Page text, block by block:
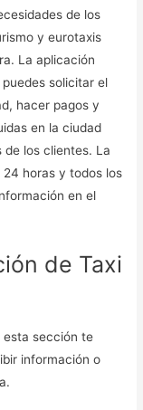
de los
y eurotaxis
La aplicación
solicitar el
hacer pagos y
en la ciudad
de los clientes. La
horas y todos los
en el
de Taxi
esta sección te
información o